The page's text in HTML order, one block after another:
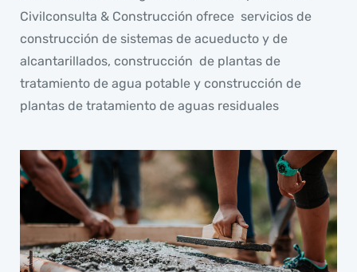
Civilconsulta & Construcción ofrece servicios de
construcción de sistemas de acueducto y de
alcantarillados, construcción de plantas de
tratamiento de agua potable y construcción de
plantas de tratamiento de aguas residuales